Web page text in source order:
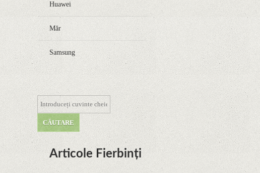
Huawei
Măr
Samsung
Articole Fierbinți